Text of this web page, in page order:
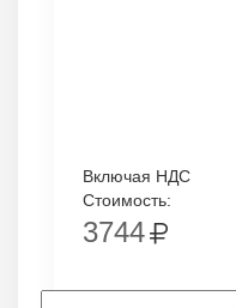
Включая НДС
Стоимость:
3744